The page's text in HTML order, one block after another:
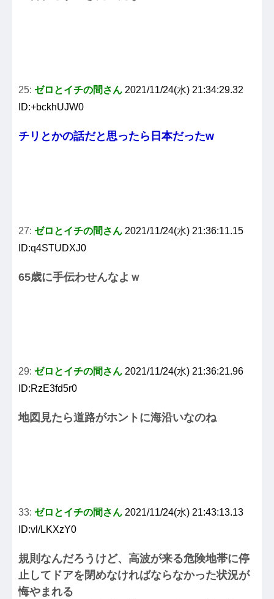
25: ゼロとイチの間さん 2021/11/24(水) 21:34:29.32
ID:+bckhUJW0
チリとかの話だと思ったら日本だったw
27: ゼロとイチの間さん 2021/11/24(水) 21:36:11.15
ID:q4STUDXJ0
65歳に手伝わせんなよｗ
29: ゼロとイチの間さん 2021/11/24(水) 21:36:21.96
ID:RzE3fd5r0
地図見たら道路がホントに海沿いなのね
33: ゼロとイチの間さん 2021/11/24(水) 21:43:13.13
ID:vl/LKXzY0
規則なんだろうけど、高波が来る危険地帯に停
止してドアを閉めなければならなかった状況が
悔やまれる